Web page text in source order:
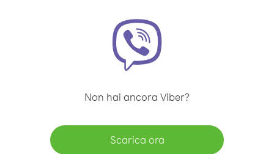
Non hai ancora Viber?
Scarica ora